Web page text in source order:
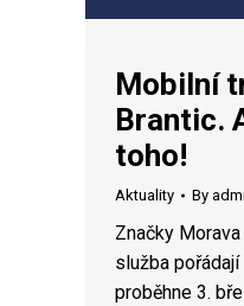
Mobilní
Brantic.
toho!
Aktuality By
Značky
služba
proběhne 3.